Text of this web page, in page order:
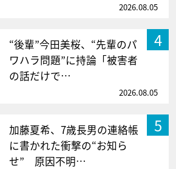
2026.08.05
4
“後輩”今田美桜、“先輩のパ
ワハラ問題”に持論「被害者
の話だけで…
2026.08.05
5
加藤夏希、7歳長男の連絡帳
に書かれた衝撃の“お知ら
せ” 原因不明…